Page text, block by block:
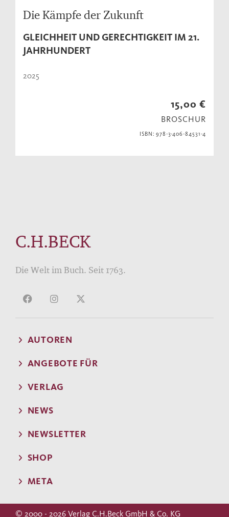
Die Kämpfe der Zukunft
GLEICHHEIT UND GERECHTIGKEIT IM 21.
JAHRHUNDERT
2025
15,00 €
BROSCHUR
ISBN: 978-3-406-84531-4
C.H.BECK
Die Welt im Buch. Seit 1763.
AUTOREN
ANGEBOTE FÜR
VERLAG
NEWS
NEWSLETTER
SHOP
META
© 2000 - 2026 Verlag C.H.Beck GmbH & Co. KG